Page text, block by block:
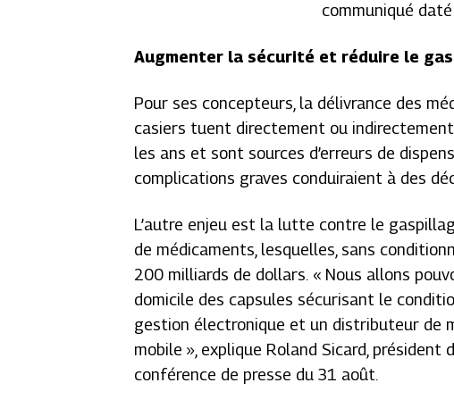
communiqué
Augmenter la sécurité et réduire le
Pour ses concepteurs, la délivrance des
casiers tuent directement ou
les ans et sont sources d’erreurs de
complications graves conduiraient à des
L’autre enjeu est la lutte contre le
de médicaments, lesquelles, sans
200 milliards de dollars. « Nous allons
domicile des capsules sécurisant le
gestion électronique et un distributeur de
mobile » , explique Roland Sicard,
conférence de presse du 31 août.